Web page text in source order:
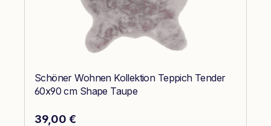
Schöner Wohnen Kollektion Teppich Tender
60x90 cm Shape Taupe
Regulärer Preis:
39,00 €